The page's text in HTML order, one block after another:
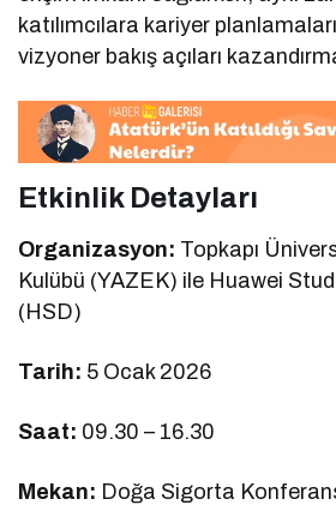
katılımcılara kariyer
vizyoner bakış açıları
Etkinlik Detayları
Organizasyon: Topkapı
Kulübü (YAZEK) ile Huawei
(HSD)
Tarih: 5 Ocak 2026
Saat: 09.30 – 16.30
Mekan: Doğa Sigorta